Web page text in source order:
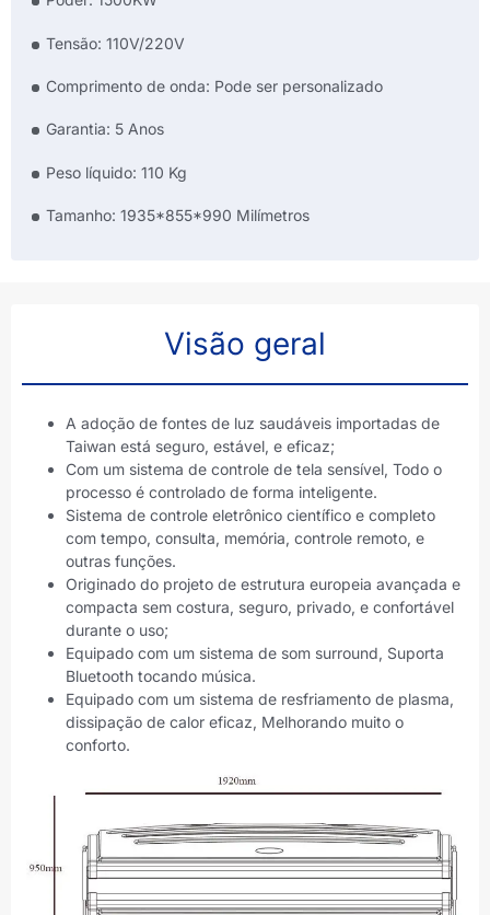
Tensão: 110V/220V
Comprimento de onda: Pode ser personalizado
Garantia: 5 Anos
Peso líquido: 110 Kg
Tamanho: 1935*855*990 Milímetros
Visão geral
A adoção de fontes de luz saudáveis ​​importadas de
Taiwan está seguro, estável, e eficaz;
Com um sistema de controle de tela sensível, Todo o
processo é controlado de forma inteligente.
Sistema de controle eletrônico científico e completo
com tempo, consulta, memória, controle remoto, e
outras funções.
Originado do projeto de estrutura europeia avançada e
compacta sem costura, seguro, privado, e confortável
durante o uso;
Equipado com um sistema de som surround, Suporta
Bluetooth tocando música.
Equipado com um sistema de resfriamento de plasma,
dissipação de calor eficaz, Melhorando muito o
conforto.